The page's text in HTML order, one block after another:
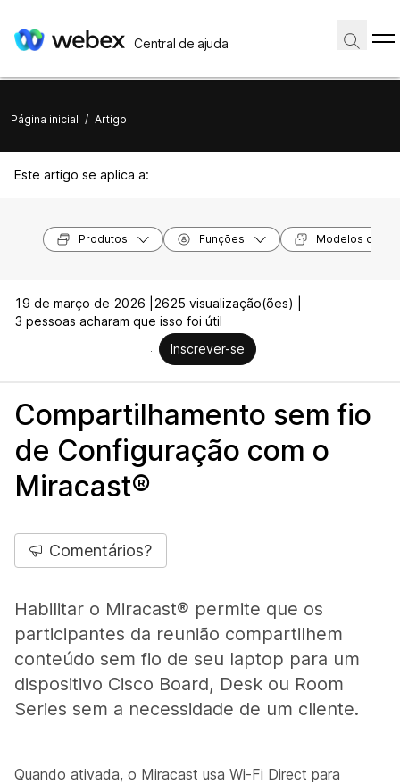
Central de ajuda
Página inicial / Artigo
Este artigo se aplica a:
Produtos Funções Modelos de
19 de março de 2026 |
2625 visualização(ões) |
3 pessoas acharam que isso foi útil
Inscrever-se
Compartilhamento sem fio
de Configuração com o
Miracast®
Comentários?
Habilitar o Miracast® permite que os
participantes da reunião compartilhem
conteúdo sem fio de seu laptop para um
dispositivo Cisco Board, Desk ou Room
Series sem a necessidade de um cliente.
Quando ativada, o Miracast usa Wi-Fi Direct para